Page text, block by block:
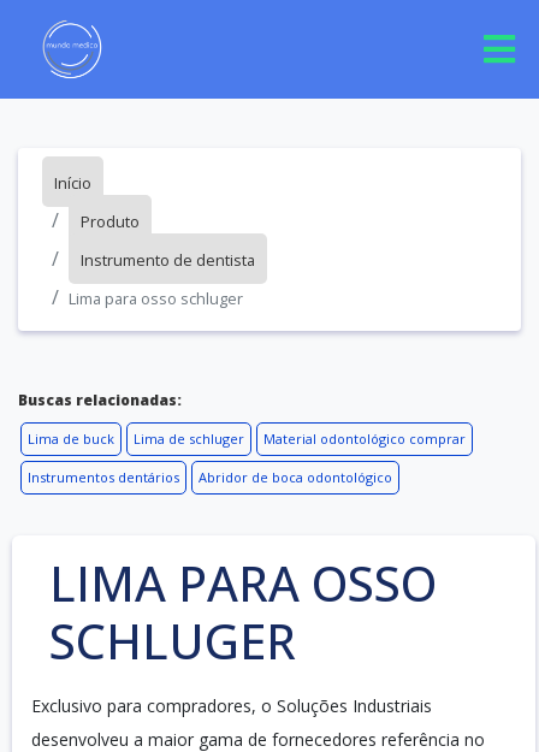
Início
Produto
Instrumento de dentista
Lima para osso schluger
Buscas relacionadas:
Lima de buck Lima de schluger Material odontológico comprar
Instrumentos dentários Abridor de boca odontológico
LIMA PARA OSSO
SCHLUGER
Exclusivo para compradores, o Soluções Industriais
desenvolveu a maior gama de fornecedores referência no